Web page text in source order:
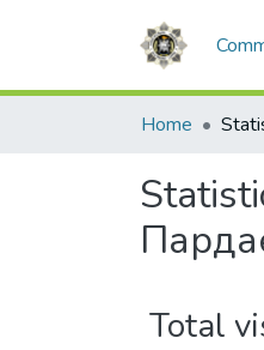
Home
Total